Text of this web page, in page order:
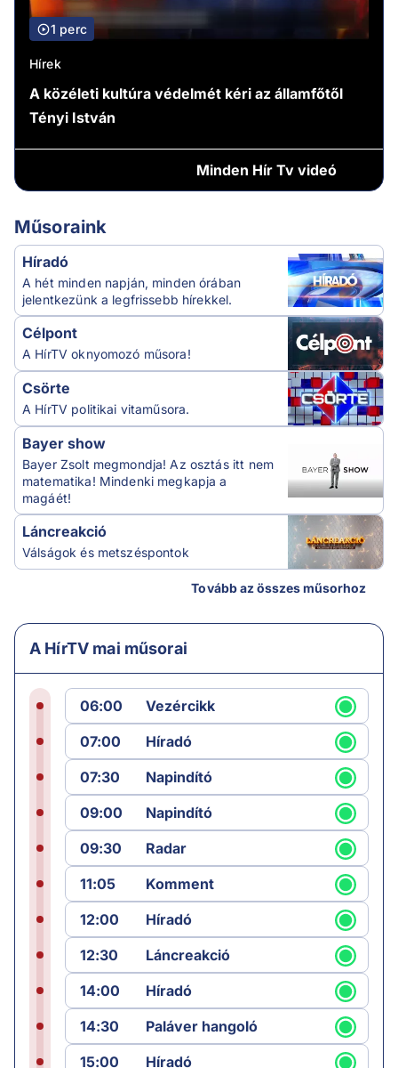
1 perc
Hírek
A közéleti kultúra védelmét kéri az államfőtől
Tényi István
Minden Hír Tv videó
Műsoraink
Híradó
A hét minden napján, minden órában
jelentkezünk a legfrissebb hírekkel.
Célpont
A HírTV oknyomozó műsora!
Csörte
A HírTV politikai vitaműsora.
Bayer show
Bayer Zsolt megmondja! Az osztás itt nem
matematika! Mindenki megkapja a
magáét!
Láncreakció
Válságok és metszéspontok
Tovább az összes műsorhoz
A HírTV mai műsorai
06:00
Vezércikk
07:00
Híradó
07:30
Napindító
09:00
Napindító
09:30
Radar
11:05
Komment
12:00
Híradó
12:30
Láncreakció
14:00
Híradó
14:30
Paláver hangoló
15:00
Híradó